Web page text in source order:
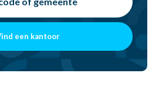
een kantoor